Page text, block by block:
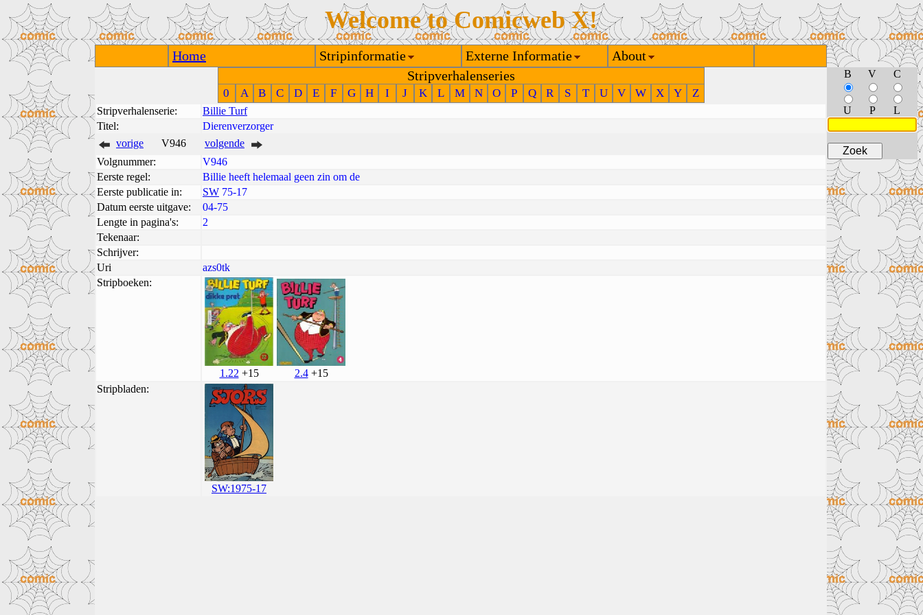
Welcome to Comicweb X!
Home Stripinformatie Externe Informatie
About
Stripverhalenseries
0 A B C D E F G H I J K L M N O P Q R S T U V W X Y Z
Stripverhalenserie:
Billie Turf
Titel:
Dierenverzorger
vorige
V946
volgende
Volgnummer:
V946
Eerste regel:
Billie heeft helemaal geen zin om de
Eerste publicatie in:
SW 75-17
Datum eerste uitgave:
04-75
Lengte in pagina's:
2
Tekenaar:
Schrijver:
Uri
azs0tk
Stripboeken:
1.22 +15 2.4+15
Stripbladen:
SW:1975-17
B V C
U P L